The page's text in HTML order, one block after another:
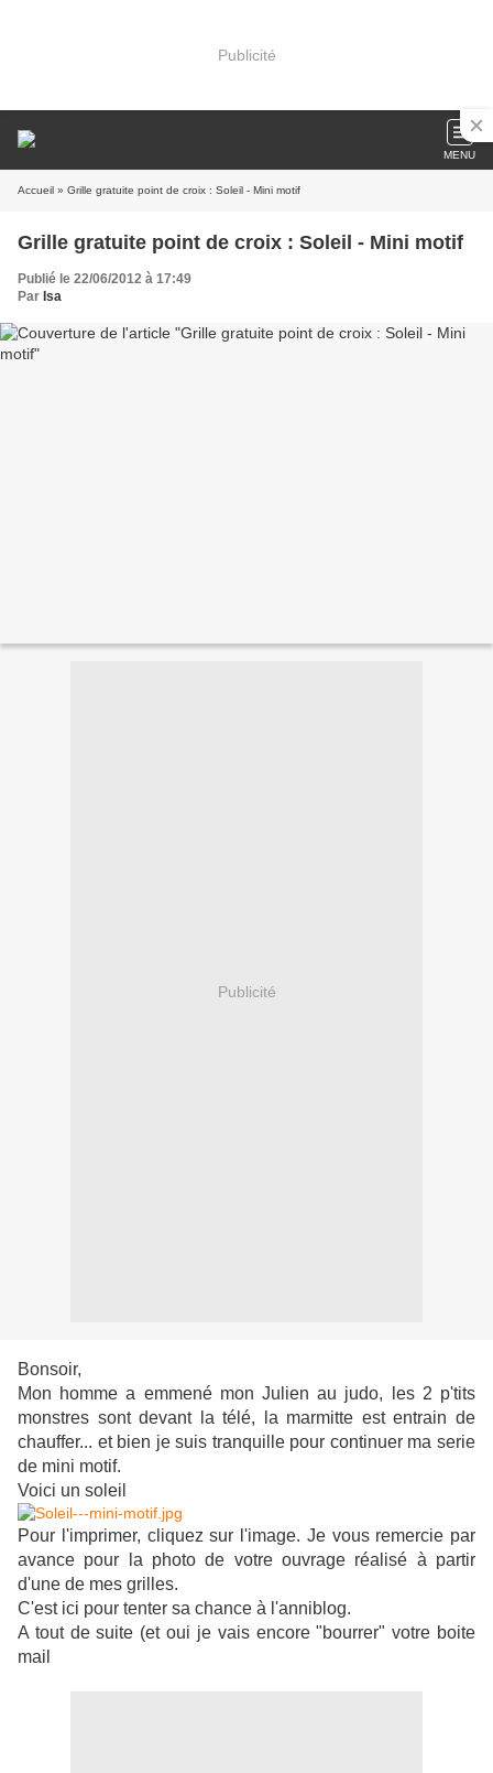
Publicité
MENU
Accueil » Grille gratuite point de croix : Soleil - Mini motif
Grille gratuite point de croix : Soleil - Mini motif
Publié le 22/06/2012 à 17:49
Par Isa
Publicité
Bonsoir,
Mon homme a emmené mon Julien au judo, les 2 p'tits
monstres sont devant la télé, la marmitte est entrain de
chauffer... et bien je suis tranquille pour continuer ma serie
de mini motif.
Voici un soleil
Pour l'imprimer, cliquez sur l'image. Je vous remercie par
avance pour la photo de votre ouvrage réalisé à partir
d'une de mes grilles.
C'est ici pour tenter sa chance à l'anniblog.
A tout de suite (et oui je vais encore "bourrer" votre boite
mail